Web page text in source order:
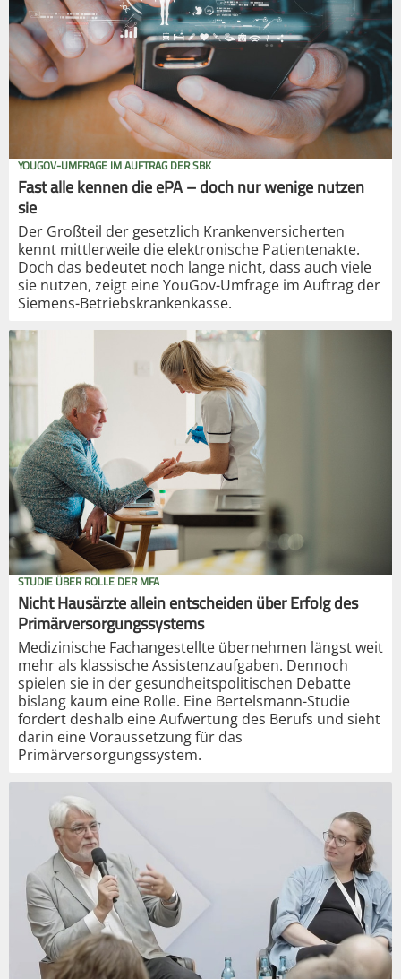
YOUGOV-UMFRAGE IM AUFTRAG DER SBK
Fast alle kennen die ePA – doch nur wenige nutzen
sie
Der Großteil der gesetzlich Krankenversicherten
kennt mittlerweile die elektronische Patientenakte.
Doch das bedeutet noch lange nicht, dass auch viele
sie nutzen, zeigt eine YouGov-Umfrage im Auftrag der
Siemens-Betriebskrankenkasse.
STUDIE ÜBER ROLLE DER MFA
Nicht Hausärzte allein entscheiden über Erfolg des
Primärversorgungssystems
Medizinische Fachangestellte übernehmen längst weit
mehr als klassische Assistenzaufgaben. Dennoch
spielen sie in der gesundheitspolitischen Debatte
bislang kaum eine Rolle. Eine Bertelsmann-Studie
fordert deshalb eine Aufwertung des Berufs und sieht
darin eine Voraussetzung für das
Primärversorgungssystem.